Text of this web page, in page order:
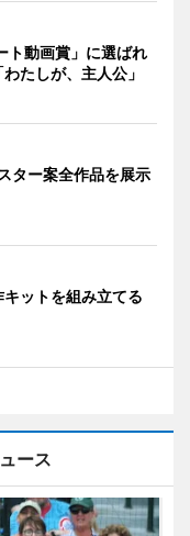
ト動画賞」に選ばれ
たしが、主人公」
ター案全作品を展示
キットを組み立てる
ース